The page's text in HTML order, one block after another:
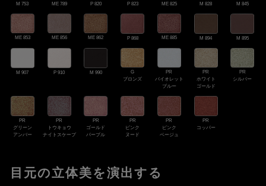
M 753 ME 789 P 820 P 823 ME 825 M 828 M 845
ME 853 ME 856 ME 862 P 868 ME 885 M 894 M 895
M 907 P 910 M 990
G
ブロンズ
PR
バイオレット
ブルー
PR
ホワイト
ゴールド
PR
シルバー
PR
グリーン
アンバー
PR
トウキョウ
ナイトスケープ
PR
ゴールド
パープル
PR
ピンク
ヌード
PR
ピンク
ベージュ
PR
コッパー
目元の立体美を演出する